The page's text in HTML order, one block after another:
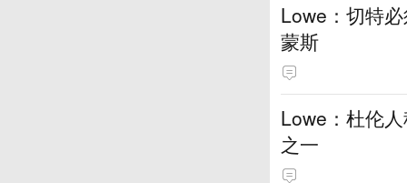
Lowe：切特
蒙斯
Lowe：杜伦
之一